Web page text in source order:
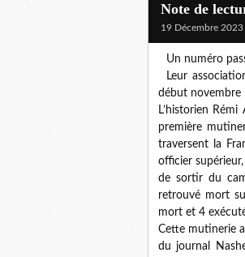
Note de
19 Décembre 2023
Un numéro
Leur
début novembre
L’historien
première
traversent la
officier
de sortir du
retrouvé mort
mort et 4
Cette mutinerie
du journal